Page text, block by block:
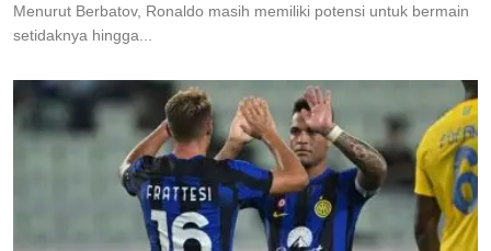
Menurut Berbatov, Ronaldo masih memiliki potensi untuk bermain
setidaknya hingga...